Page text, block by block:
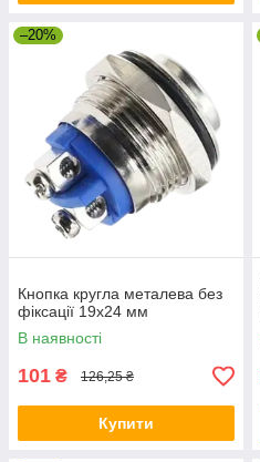
–20%
Кнопка кругла металева без
фіксації 19х24 мм
В наявності
101 ₴ 126,25 ₴
Купити